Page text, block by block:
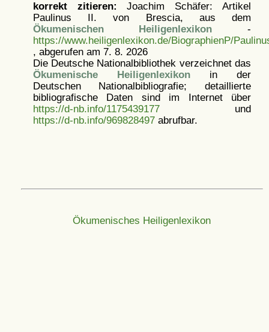
korrekt zitieren: Joachim Schäfer: Artikel
Paulinus II. von Brescia, aus dem
Ökumenischen Heiligenlexikon -
https://www.heiligenlexikon.de/BiographienP/
, abgerufen am 7. 8. 2026
Die Deutsche Nationalbibliothek verzeichnet das
Ökumenische Heiligenlexikonin der
Deutschen Nationalbibliografie; detaillierte
bibliografische Daten sind im Internet über
https://d-nb.info/1175439177und
https://d-nb.info/969828497abrufbar.
Ökumenisches Heiligenlexikon